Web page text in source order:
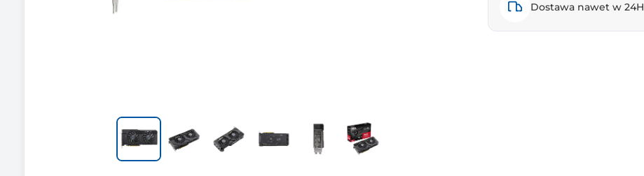
Dostawa nawet w 24H